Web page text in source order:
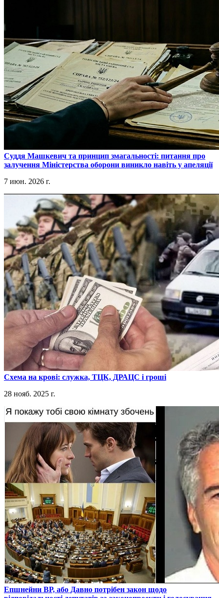
​Суддя Машкевич та принцип змагальності: питання про
залучення Міністерства оборони виникло навіть у апеляції
7 июн. 2026 г.
​Схема на крові: служка, ТЦК, ДРАЦС і гроші
28 нояб. 2025 г.
​Епшнейни ВР, або Давно потрібен закон щодо